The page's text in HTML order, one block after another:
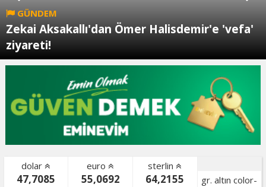
GÜNDEM
Zekai Aksakallı'dan Ömer Halisdemir'e 'vefa'
ziyareti!
dolar
47,7085
euro
55,0692
sterlin
64,2155
gr. altın color-